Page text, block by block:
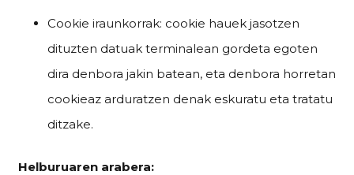
Cookie iraunkorrak: cookie hauek jasotzen
dituzten datuak terminalean gordeta egoten
dira denbora jakin batean, eta denbora horretan
cookieaz arduratzen denak eskuratu eta tratatu
ditzake.
Helburuaren arabera: